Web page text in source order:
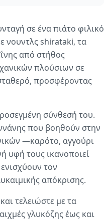
σε ένα πιάτο φιλικό
νουντλς shirataki, τα
από στήθος
πλούσιων σε
προσφέροντας
σύνθεσή του.
που βοηθούν στην
—καρότο, αγγούρι
υφή τους ικανοποιεί
τον
απόκρισης.
τελειώστε με τα
γλυκόζης έως και